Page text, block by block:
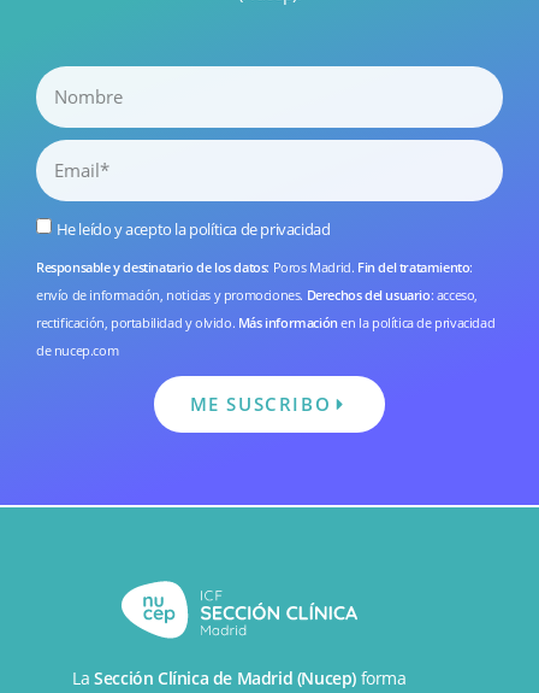
He leído y acepto lapolítica de privacidad
Responsable y destinatario de los datos: Poros Madrid. Fin del tratamiento:
envío de información, noticias y promociones. Derechos del usuario: acceso,
rectificación, portabilidad y olvido. Más información en la política de privacidad
de nucep.com
ME SUSCRIBO
LaSección Clínica de Madrid (Nucep) forma